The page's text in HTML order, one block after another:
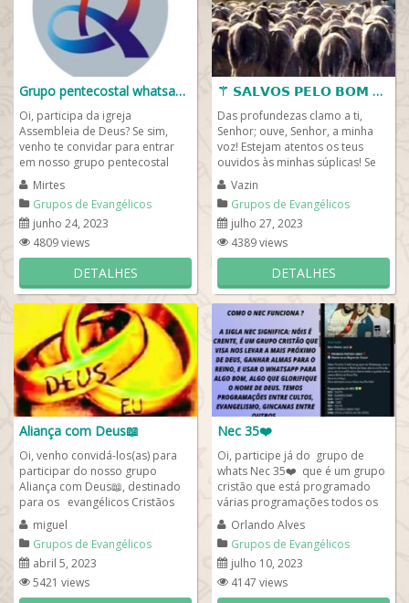
Grupo pentecostal whatsapp✌️📕
Oi, participa da igreja
Assembleia de Deus? Se sim,
venho te convidar para entrar
em nosso grupo pentecostal
whatsapp e se ainda não
conhecer uma igreja...
Mirtes
Grupos de Evangélicos
junho 24, 2023
4809 views
DETALHES
⚚ 𝗦𝗔𝗟𝗩𝗢𝗦 𝗣𝗘𝗟𝗢 𝗕𝗢𝗠 𝗣𝗔𝗦𝗧𝗢𝗥 𝗝𝗘𝗦𝗨𝗦 𝗖𝗥𝗜𝗦𝗧𝗢 ✝️🕊
Das profundezas clamo a ti,
Senhor; ouve, Senhor, a minha
voz! Estejam atentos os teus
ouvidos às minhas súplicas! Se
tu, Soberano Senhor, ...
Vazin
Grupos de Evangélicos
julho 27, 2023
4389 views
DETALHES
Aliança com Deus📖
Oi, venho convidá-los(as) para
participar do nosso grupo
Aliança com Deus📖, destinado
para os evangélicos Cristãos
para todos, para fazer
amizade....
miguel
Grupos de Evangélicos
abril 5, 2023
5421 views
Nec 35❤️
Oi, participe já do grupo de
whats Nec 35❤️ que é um grupo
cristão que está programado
várias programações todos os
dias 22h. Por favor, se...
Orlando Alves
Grupos de Evangélicos
julho 10, 2023
4147 views